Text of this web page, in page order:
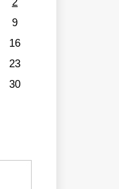
2
9
16
23
30